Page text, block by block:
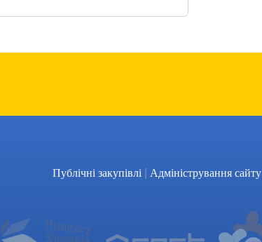
Публічні закупівлі | Адміністрування сайту